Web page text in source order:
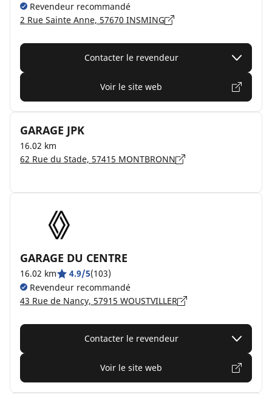
Revendeur recommandé
2 Rue Sainte Anne, 57670 INSMING
Contacter le revendeur
Voir le site web
GARAGE JPK
16.02 km
62 Rue du Stade, 57415 MONTBRONN
GARAGE DU CENTRE
16.02 km 4.9/5(103)
Revendeur recommandé
43 Rue de Nancy, 57915 WOUSTVILLER
Contacter le revendeur
Voir le site web